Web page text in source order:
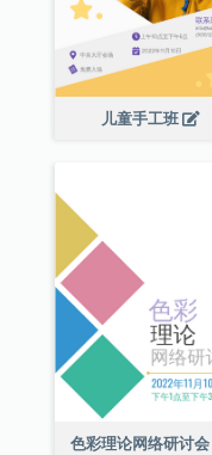
儿童手工班
色彩理论网络研讨会